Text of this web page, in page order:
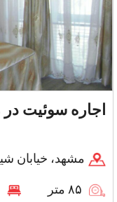
اجاره سوئیت در
مشهد، خیابان